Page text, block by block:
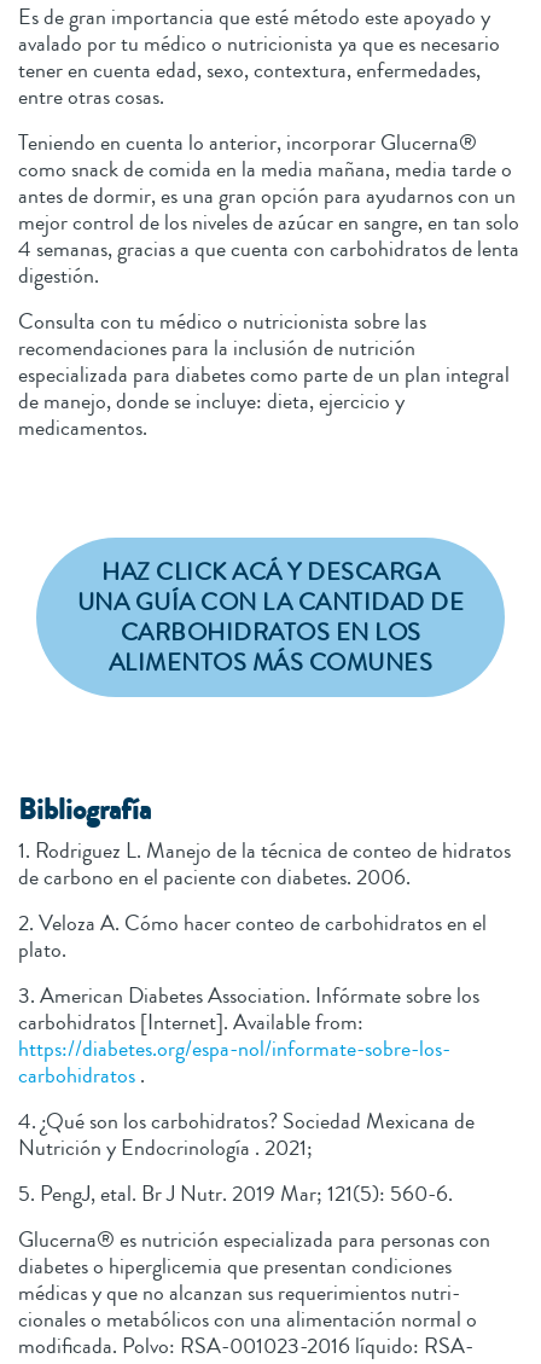
Es de gran importancia que esté método este apoyado y
avalado por tu médico o nutricionista ya que es necesario
tener en cuenta edad, sexo, contextura, enfermedades,
entre otras cosas.
Teniendo en cuenta lo anterior, incorporar Glucerna®
como snack de comida en la media mañana, media tarde o
antes de dormir, es una gran opción para ayudarnos con un
mejor control de los niveles de azúcar en sangre, en tan solo
4 semanas, gracias a que cuenta con carbohidratos de lenta
digestión.
Consulta con tu médico o nutricionista sobre las
recomendaciones para la inclusión de nutrición
especializada para diabetes como parte de un plan integral
de manejo, donde se incluye: dieta, ejercicio y
medicamentos.
HAZ CLICK ACÁ Y DESCARGA
UNA GUÍA CON LA CANTIDAD DE
CARBOHIDRATOS EN LOS
ALIMENTOS MÁS COMUNES
Bibliografía
1. Rodriguez L. Manejo de la técnica de conteo de hidratos
de carbono en el paciente con diabetes. 2006.
2. Veloza A. Cómo hacer conteo de carbohidratos en el
plato.
3. American Diabetes Association. Infórmate sobre los
carbohidratos [Internet]. Available from:
https://diabetes.org/espa-nol/informate-sobre-los-
carbohidratos.
4. ¿Qué son los carbohidratos? Sociedad Mexicana de
Nutrición y Endocrinología . 2021;
5. PengJ, etal. Br J Nutr. 2019 Mar; 121(5): 560-6.
Glucerna® es nutrición especializada para personas con
diabetes o hiperglicemia que presentan condiciones
médicas y que no alcanzan sus requerimientos nutri-
cionales o metabólicos con una alimentación normal o
modificada. Polvo: RSA-001023-2016 líquido: RSA-